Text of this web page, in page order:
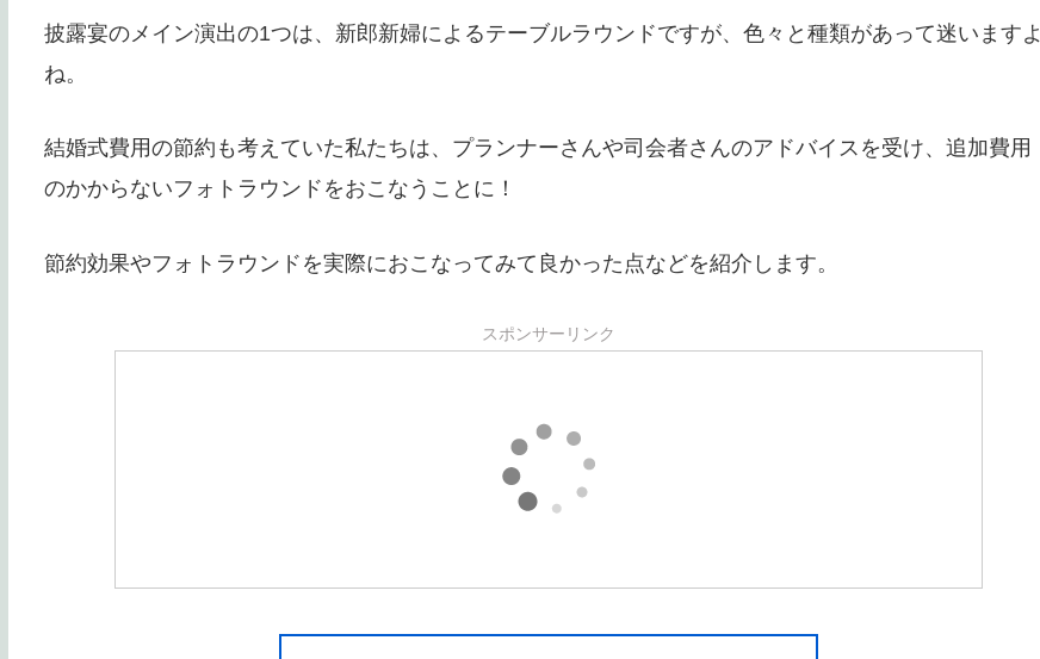
披露宴のメイン演出の1つは、新郎新婦によるテーブルラウンドですが、色々と種類があって迷いますよ
ね。
結婚式費用の節約も考えていた私たちは、プランナーさんや司会者さんのアドバイスを受け、追加費用
のかからないフォトラウンドをおこなうことに！
節約効果やフォトラウンドを実際におこなってみて良かった点などを紹介します。
スポンサーリンク